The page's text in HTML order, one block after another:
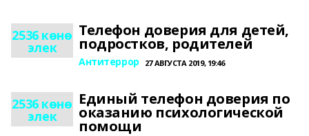
2536 көнө
элек
Телефон доверия для детей,
подростков, родителей
Антитеррор 27 АВГУСТА 2019, 19:46
2536 көнө
элек
Единый телефон доверия по
оказанию психологической
помощи